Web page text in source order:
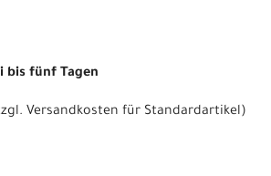
bis fünf Tagen
Versandkosten für Standardartikel)